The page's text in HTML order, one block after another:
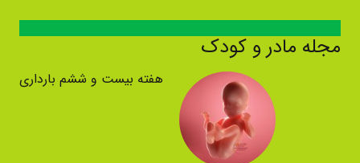
مجله مادر و کودک
هفته بیست و ششم بارداری